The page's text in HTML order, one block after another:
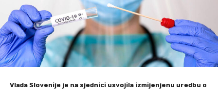
Vlada Slovenije je na sjednici usvojila izmijenjenu uredbu o